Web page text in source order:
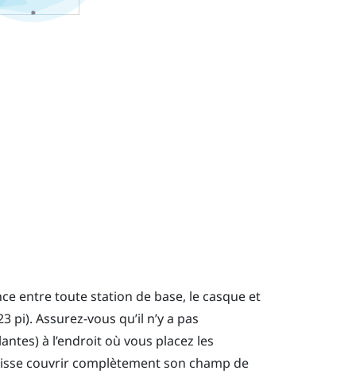
entre toute station de base, le casque et
Assurez-vous qu’il n’y a pas
à l’endroit où vous placez les
couvrir complètement son champ de